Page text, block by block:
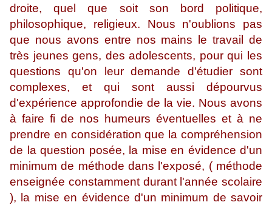
droite, quel que soit son bord politique,
philosophique, religieux. Nous n'oublions pas
que nous avons entre nos mains le travail de
très jeunes gens, des adolescents, pour qui les
questions qu'on leur demande d'étudier sont
complexes, et qui sont aussi dépourvus
d'expérience approfondie de la vie. Nous avons
à faire fi de nos humeurs éventuelles et à ne
prendre en considération que la compréhension
de la question posée, la mise en évidence d'un
minimum de méthode dans l'exposé, ( méthode
enseignée constamment durant l'année scolaire
), la mise en évidence d'un minimum de savoir